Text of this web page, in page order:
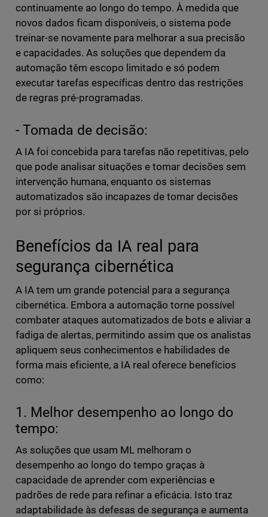
continuamente ao longo do tempo. À medida que
novos dados ficam disponíveis, o sistema pode
treinar-se novamente para melhorar a sua precisão
e capacidades. As soluções que dependem da
automação têm escopo limitado e só podem
executar tarefas específicas dentro das restrições
de regras pré-programadas.
- Tomada de decisão:
A IA foi concebida para tarefas não repetitivas, pelo
que pode analisar situações e tomar decisões sem
intervenção humana, enquanto os sistemas
automatizados são incapazes de tomar decisões
por si próprios.
Benefícios da IA real para
segurança cibernética
A IA tem um grande potencial para a segurança
cibernética. Embora a automação torne possível
combater ataques automatizados de bots e aliviar a
fadiga de alertas, permitindo assim que os analistas
apliquem seus conhecimentos e habilidades de
forma mais eficiente, a IA real oferece benefícios
como:
1. Melhor desempenho ao longo do
tempo:
As soluções que usam ML melhoram o
desempenho ao longo do tempo graças à
capacidade de aprender com experiências e
padrões de rede para refinar a eficácia. Isto traz
adaptabilidade às defesas de segurança e aumenta